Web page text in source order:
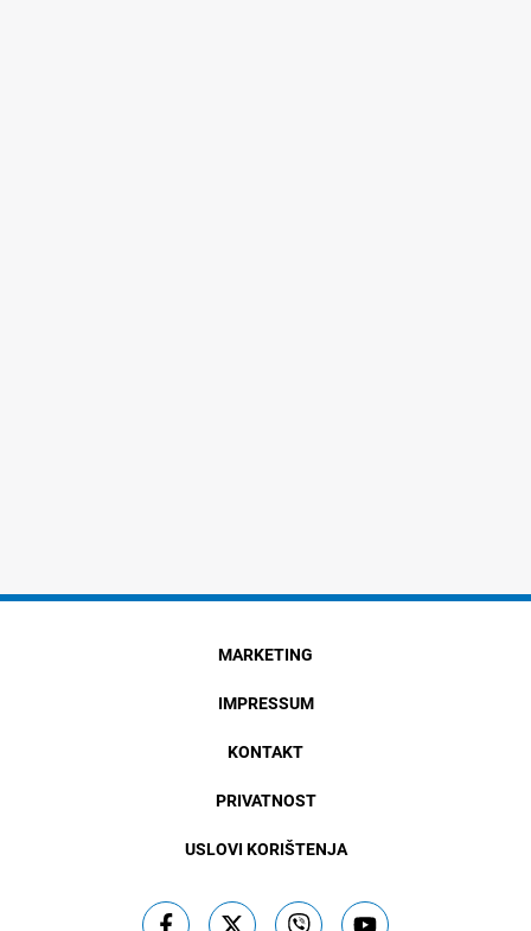
MARKETING
IMPRESSUM
KONTAKT
PRIVATNOST
USLOVI KORIŠTENJA